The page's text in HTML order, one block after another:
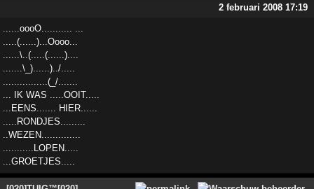
2 februari 2008 17:19
......oooO........... ...
.....(......)...Oooo...
......\..(.....(......)....
.......\_)......)../.....
................(_/.......
... IK WAS .....OOIT.....
...EENS....... HIER......
.....RONDJES.........
..WEZEN..............
...........LOPEN.....
...GROETJES.....